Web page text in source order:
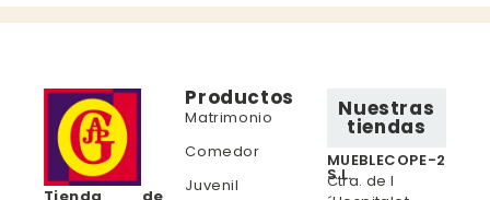
Productos
Matrimonio
Comedor
Juvenil
Nuestras
tiendas
MUEBLECOPE-2
S.L.
Ctra. de l